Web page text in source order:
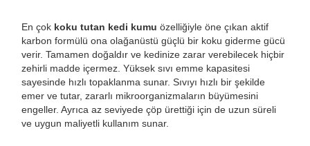
En çok koku tutan kedi kumu özelliğiyle öne çıkan aktif
karbon formülü ona olağanüstü güçlü bir koku giderme gücü
verir. Tamamen doğaldır ve kedinize zarar verebilecek hiçbir
zehirli madde içermez. Yüksek sıvı emme kapasitesi
sayesinde hızlı topaklanma sunar. Sıvıyı hızlı bir şekilde
emer ve tutar, zararlı mikroorganizmaların büyümesini
engeller. Ayrıca az seviyede çöp ürettiği için de uzun süreli
ve uygun maliyetli kullanım sunar.